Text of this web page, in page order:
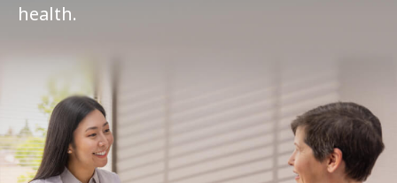
health.